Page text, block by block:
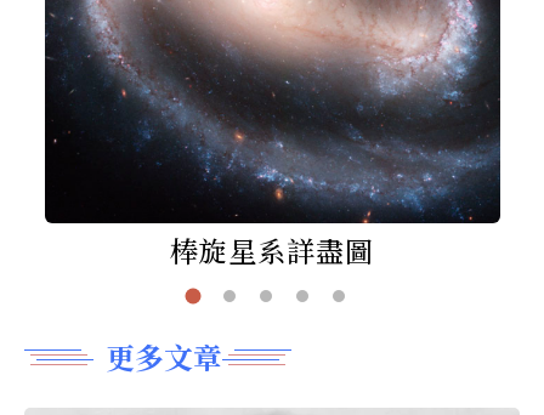
棒旋星系詳盡圖
更多文章